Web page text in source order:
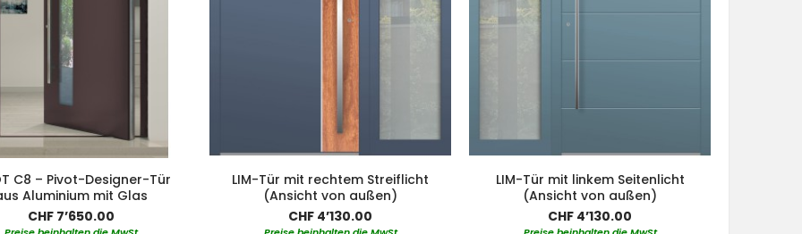
C8 – Pivot-Designer-Tür
Aluminium mit Glas
CHF 7’650.00
LIM-Tür mit rechtem Streiflicht
(Ansicht von außen)
CHF 4’130.00
LIM-Tür mit linkem Seitenlicht
(Ansicht von außen)
CHF 4’130.00